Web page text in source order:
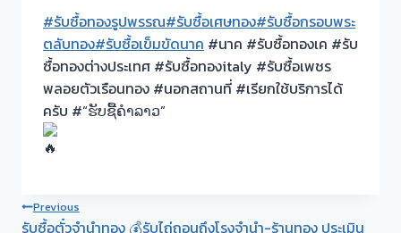
#รับซื้อทองรูปพรรณ#รับซื้อเศษทอง#รับซื้อกรอบพระ
ตลับทอง#รับซื้อเข็มขัดนาค #นาค #รับซื้อทองเค #รับ
ซื้อทองต่างประเทศ #รับซื้อทองitaly #รับซื้อเพชร
พลอยตัวเรือนทอง #นอกสถานที่ #เรียกใช้บริการได้
ครับ #“ຮັບຊື້ຄຳລາວ”
Post
Previous
รับซื้อตั๋วจำนำทอง 💰รับไถ่ถอนถึงโรงจำนำ-ร้านทอง ประเมิน